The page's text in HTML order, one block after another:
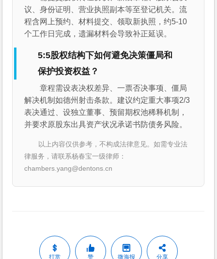
议、身份证明、营业执照副本等至登记机关。流
程含网上预约、材料提交、领取新执照，约5-10
个工作日完成，遗漏材料会导致补正延误。
5:5股权结构下如何避免决策僵局和
保护投资权益？
章程需设表决权差异、一票否决事项、僵局
解决机制如德州射击条款。建议约定重大事项2/3
表决通过、设独立董事、预留期权池稀释机制，
并要求原股东出具资产状况承诺书防债务风险。
以上内容仅供参考，不构成法律意见。如需专业法
律服务，请联系杨春宝一级律师：
chambers.yang@dentons.cn
打赏 赞 微海报 分享